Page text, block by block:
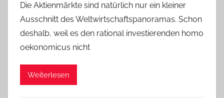
Die Aktienmärkte sind natürlich nur ein kleiner
Ausschnitt des Weltwirtschaftspanoramas. Schon
deshalb, weil es den rational investierenden homo
oekonomicus nicht
Weiterlesen